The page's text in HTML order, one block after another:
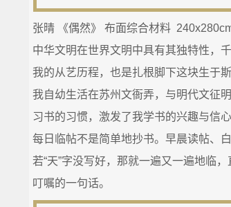
学
张晴 《偶然》 布面综合材料
中华文明在世界文明中具有其独特性，
我的从艺历程，也是扎根脚下这块生于
我自幼生活在苏州文衙弄，与明代文征
习书的习惯，激发了我学书的兴趣与信心
每日临帖不是简单地抄书。早晨读帖、
若“天”字没写好，那就一遍又一遍地临
叮嘱的一句话。